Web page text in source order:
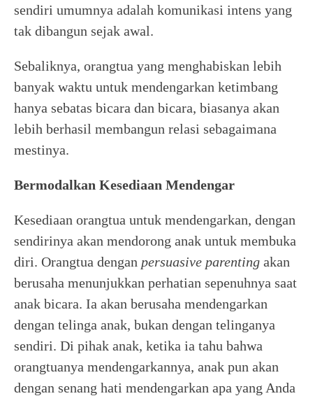
sendiri umumnya adalah komunikasi intens yang
tak dibangun sejak awal.
Sebaliknya, orangtua yang menghabiskan lebih
banyak waktu untuk mendengarkan ketimbang
hanya sebatas bicara dan bicara, biasanya akan
lebih berhasil membangun relasi sebagaimana
mestinya.
Bermodalkan Kesediaan Mendengar
Kesediaan orangtua untuk mendengarkan, dengan
sendirinya akan mendorong anak untuk membuka
diri. Orangtua dengan persuasive parenting akan
berusaha menunjukkan perhatian sepenuhnya saat
anak bicara. Ia akan berusaha mendengarkan
dengan telinga anak, bukan dengan telinganya
sendiri. Di pihak anak, ketika ia tahu bahwa
orangtuanya mendengarkannya, anak pun akan
dengan senang hati mendengarkan apa yang Anda